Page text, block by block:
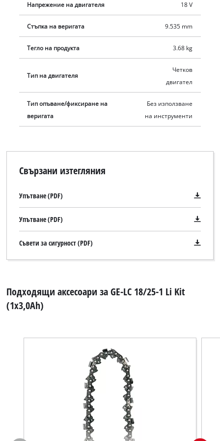
устройство за бързо зареждане е подходящо за всички
батерии Power X-Change.
Напрежение на двигателя 18 V
Стъпка на веригата 9.535 mm
Тегло на продукта 3.68 kg
Тип на двигателя
Четков
двигател
Тип опъване/фиксиране на
веригата
Без използване
на инструменти
Свързани изтегляния
Упътване (PDF)
Упътване (PDF)
Съвети за сигурност (PDF)
Подходящи аксесоари за GE-LC 18/25-1 Li Kit
(1x3,0Ah)